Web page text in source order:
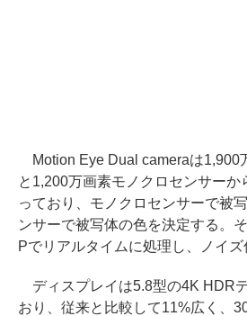
Motion Eye Dual cameraは1,900
と1,200万画素モノクロセンサーか
っており、モノクロセンサーで被
ンサーで被写体の色を決定する。
Pでリアルタイムに処理し、ノイズ
ディスプレイは5.8型の4K HDR
おり、従来と比較して11%広く、